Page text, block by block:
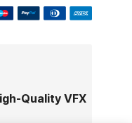
Quality VFX